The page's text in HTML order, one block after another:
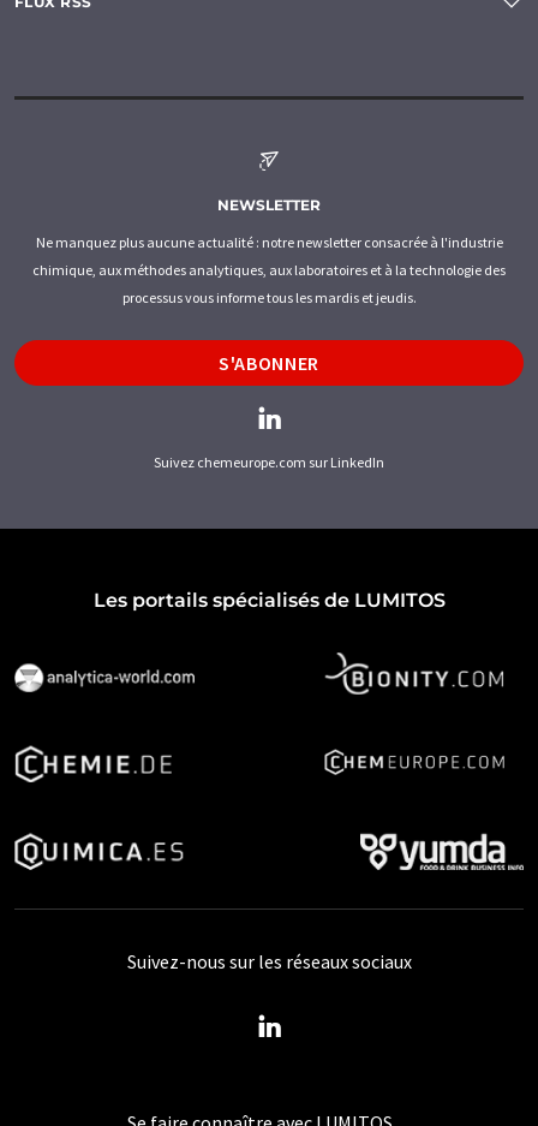
NEWSLETTER
Ne manquez plus aucune actualité : notre newsletter consacrée à l'industrie
chimique, aux méthodes analytiques, aux laboratoires et à la technologie des
processus vous informe tous les mardis et jeudis.
S'ABONNER
Suivez chemeurope.com sur LinkedIn
Les portails spécialisés de LUMITOS
Suivez-nous sur les réseaux sociaux